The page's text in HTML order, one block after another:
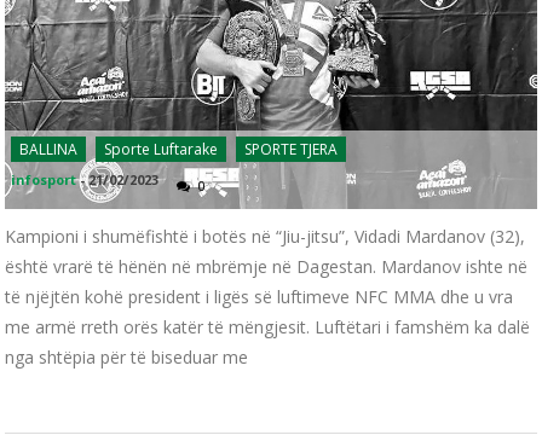
BALLINA Sporte Luftarake SPORTE TJERA
infosport -21/02/2023 0
Kampioni i shumëfishtë i botës në “Jiu-jitsu”, Vidadi Mardanov (32),
është vrarë të hënën në mbrëmje në Dagestan. Mardanov ishte në
të njëjtën kohë president i ligës së luftimeve NFC MMA dhe u vra
me armë rreth orës katër të mëngjesit. Luftëtari i famshëm ka dalë
nga shtëpia për të biseduar me